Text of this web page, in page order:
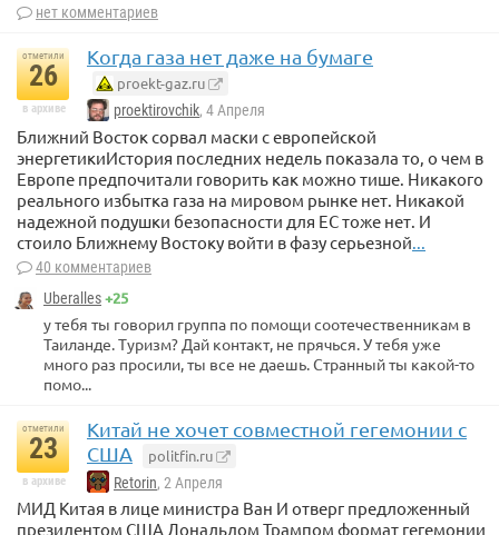
нет комментариев
отметили
26
в архиве
Когда газа нет даже на бумаге
proekt-gaz.ru
proektirovchik, 4 Апреля
Ближний Восток сорвал маски с европейской
энергетикиИстория последних недель показала то, о чем в
Европе предпочитали говорить как можно тише. Никакого
реального избытка газа на мировом рынке нет. Никакой
надежной подушки безопасности для ЕС тоже нет. И
стоило Ближнему Востоку войти в фазу серьезной
40 комментариев
Uberalles+25
у тебя ты говорил группа по помощи соотечественникам в
Таиланде. Туризм? Дай контакт, не прячься. У тебя уже
много раз просили, ты все не даешь. Странный ты какой-то
помо...
отметили
23
в архиве
Китай не хочет совместной гегемонии с
США
politfin.ru
Retorin, 2 Апреля
МИД Китая в лице министра Ван И отверг предложенный
президентом США Дональдом Трампом формат гегемонии